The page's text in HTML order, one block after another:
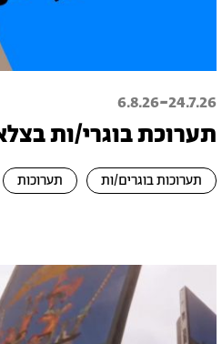
24.7.26
-
6.8.26
תערוכת בוגרי/ות בצלאל
תערוכות בוגרים/ות תערוכות